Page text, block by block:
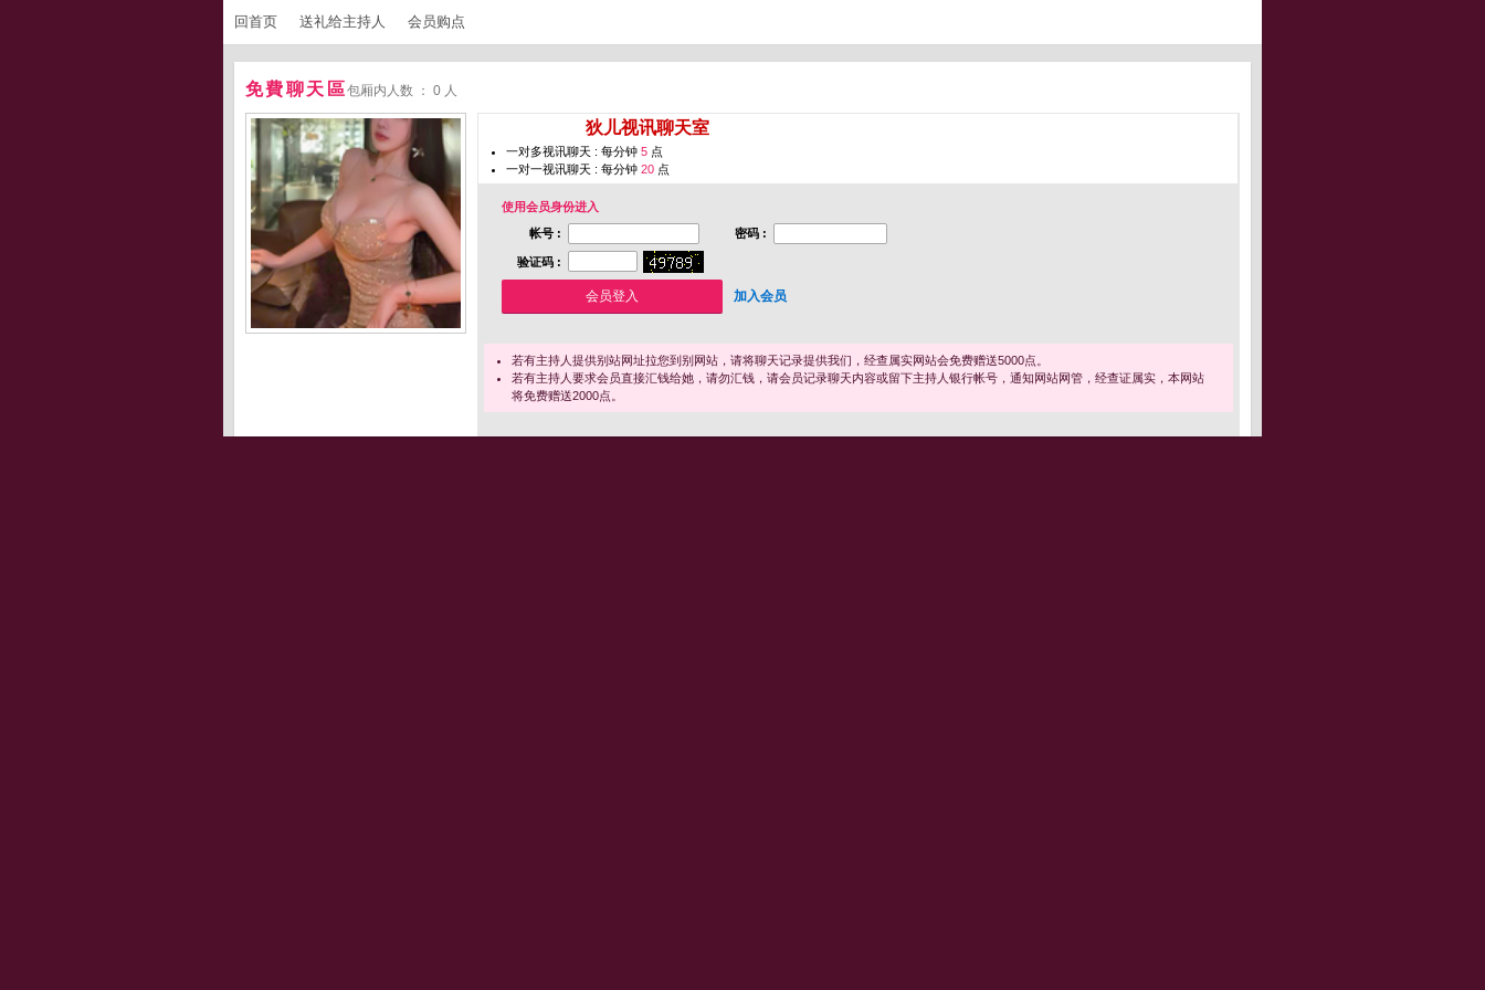
回首页 送礼给主持人 会员购点
免費聊天區包厢内人数 ： 0 人
狄儿视讯聊天室
一对多视讯聊天 : 每分钟 5 点
一对一视讯聊天 : 每分钟 20 点
使用会员身份进入
帐号 :
密码 :
验证码 :
加入会员
若有主持人提供别站网址拉您到别网站，请将聊天记录提供我们，经查属实网站会免费赠送5000点。
若有主持人要求会员直接汇钱给她，请勿汇钱，请会员记录聊天内容或留下主持人银行帐号，通知网站网管，经查证属实，本网站
将免费赠送2000点。